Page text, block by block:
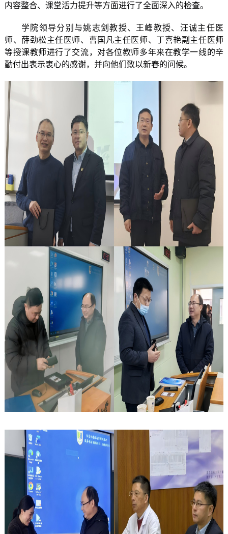
内容整合、课堂活力提升等方面进行了全面深入的检查。
学院领导分别 与姚志剑教授、王峰教授、汪诚主任 医
师、薛劲松主任 医师、曹国凡主任医师、丁喜艳副 主任 医师
等授课教师进行了交流， 对各位教师多年来在教学一线的辛
勤付出表示衷心的感谢，并向他们致以新春的问候。